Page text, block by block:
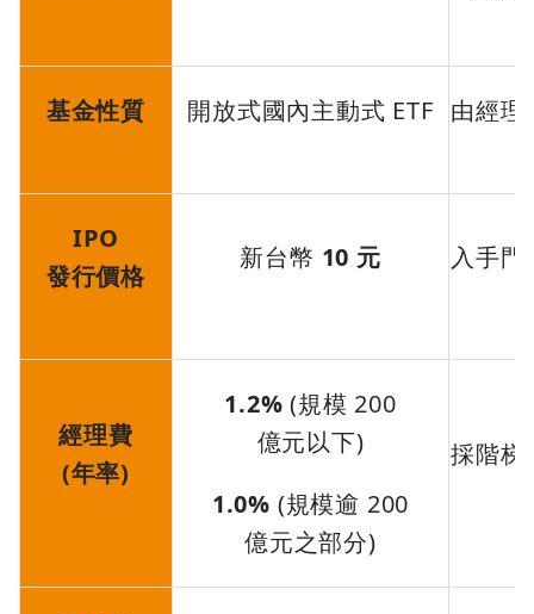
基金性質 開放式國內主動式 ETF 由經理
IPO
發行價格
新台幣 10 元 入手
經理費
(年率)
1.2% (規模 200
億元以下)
1.0% (規模逾 200
億元之部分)
採階梯